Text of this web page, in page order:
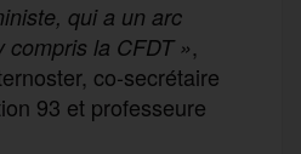
qui a un arc
compris la CFDT »,
co-secrétaire
93 et professeure